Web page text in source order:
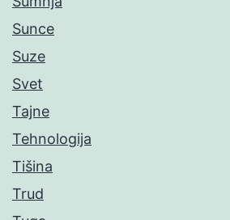
Sunce
Suze
Svet
Tajne
Tehnologija
Tišina
Trud